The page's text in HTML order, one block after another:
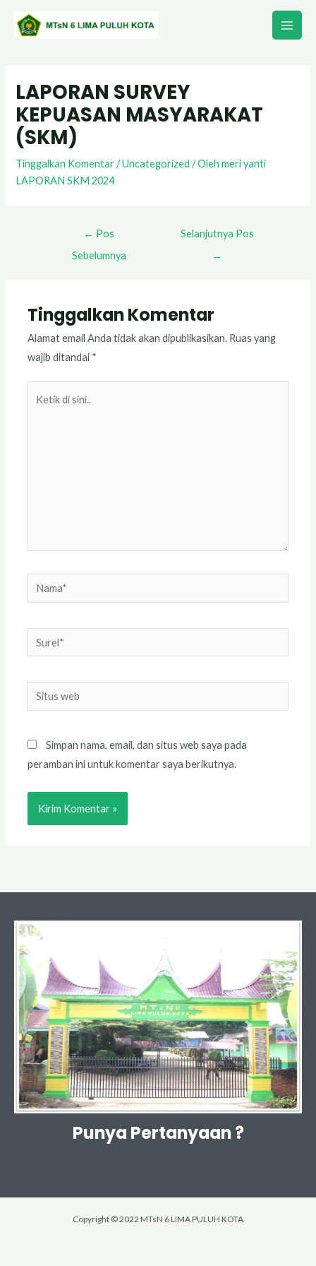
Main
LAPORAN SURVEY
KEPUASAN MASYARAKAT
(SKM)
Tinggalkan Komentar /Uncategorized / Olehmeri yanti
LAPORAN SKM 2024
← Pos
Sebelumnya
Selanjutnya Pos
→
Tinggalkan Komentar
Alamat email Anda tidak akan dipublikasikan. Ruas yang
wajib ditandai *
Nama*
Surel*
Situs
web
Simpan nama, email, dan situs web saya pada
peramban ini untuk komentar saya berikutnya.
Punya Pertanyaan ?
Copyright © 2022 MTsN 6 LIMA PULUH KOTA